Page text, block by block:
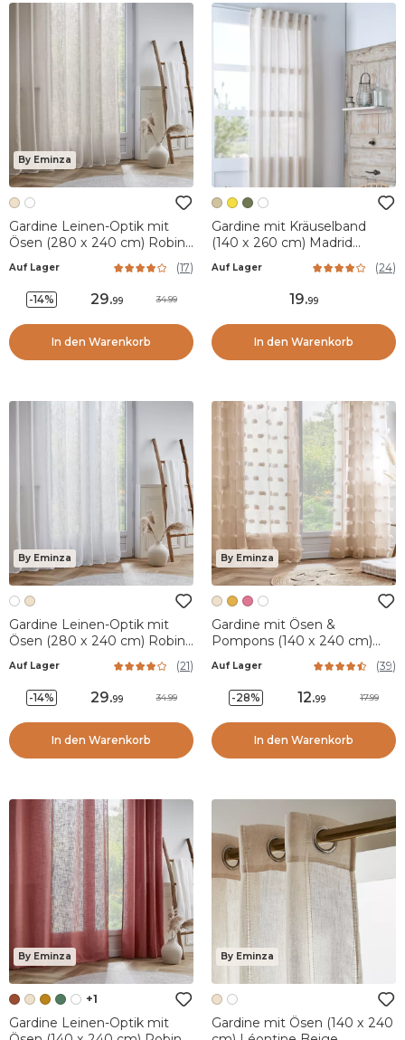
By Eminza
Gardine Leinen-Optik mit
Ösen (280 x 240 cm) Robin
Auf Lager (17)
-14% 29.99 34.99
In den Warenkorb
Gardine mit Kräuselband
(140 x 260 cm) Madrid
Auf Lager (24)
19.99
In den Warenkorb
By Eminza
Gardine Leinen-Optik mit
Ösen (280 x 240 cm) Robin
Auf Lager (21)
-14% 29.99 34.99
In den Warenkorb
By Eminza
Gardine mit Ösen &
Pompons (140 x 240 cm)
Auf Lager (39)
-28% 12.99 17.99
In den Warenkorb
By Eminza
+1
Gardine Leinen-Optik mit
By Eminza
Gardine mit Ösen (140 x 240